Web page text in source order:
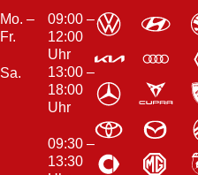
Mo. –
Fr.
Sa.
09:00 –
12:00
Uhr
13:00 –
18:00
Uhr
09:30 –
13:30